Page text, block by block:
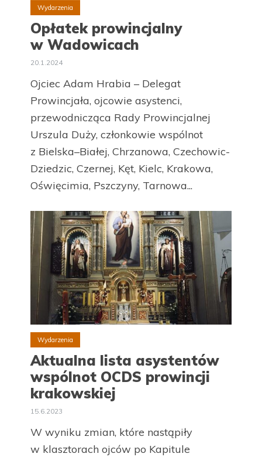
Wydarzenia
Opłatek prowincjalny
w Wadowicach
20.1.2024
Ojciec Adam Hrabia – Delegat
Prowincjała, ojcowie asystenci,
przewodnicząca Rady Prowincjalnej
Urszula Duży, członkowie wspólnot
z Bielska–Białej, Chrzanowa, Czechowic-
Dziedzic, Czernej, Kęt, Kielc, Krakowa,
Oświęcimia, Pszczyny, Tarnowa...
Wydarzenia
Aktualna lista asystentów
wspólnot OCDS prowincji
krakowskiej
15.6.2023
W wyniku zmian, które nastąpiły
w klasztorach ojców po Kapitule